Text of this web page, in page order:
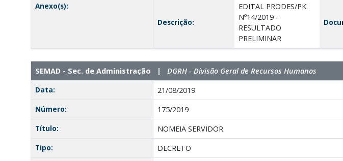
Anexo(s):
Descrição:
EDITAL PRODES/PK
Nº14/2019 -
RESULTADO
PRELIMINAR
SEMAD - Sec. de Administração | DGRH - Divisão Geral de Recursos Humanos
Data:
21/08/2019
Número:
175/2019
Título:
NOMEIA SERVIDOR
Tipo:
DECRETO